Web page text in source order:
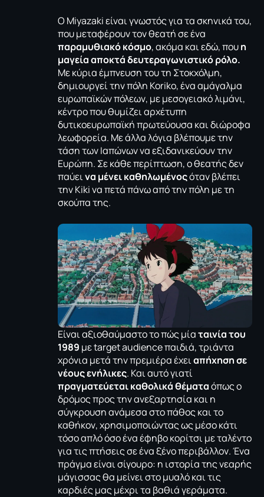
O Miyazaki είναι γνωστός για τα σκηνικά του,
που μεταφέρουν τον θεατή σε ένα
παραμυθιακό κόσμο, ακόμα και εδώ, πουη
μαγεία αποκτά δευτεραγωνιστικό ρόλo.
Με κύρια έμπνευση του τη Στοκχόλμη,
δημιουργεί την πόλη Koriko, ένα αμάγαλμα
ευρωπαϊκών πόλεων, με μεσογειακό λιμάνι,
κέντρο που θυμίζει αρχέτυπη
δυτικοευρωπαϊκή πρωτεύουσα και διώροφα
λεωφορεία. Με άλλα λόγια βλέπουμε την
τάση των Ιαπώνων να εξιδανικεύουν την
Ευρώπη. Σε κάθε περίπτωση, ο θεατής δεν
παύεινα μένει καθηλωμένοςόταν βλέπει
την Kiki να πετά πάνω από την πόλη με τη
σκούπα της.
Είναι αξιοθαύμαστο το πώς μίαταινία του
1989 με target audience παιδιά, τριάντα
χρόνια μετά την πρεμιέρα έχειαπήχηση σε
νέους ενήλικες. Και αυτό γιατί
πραγματεύεται καθολικά θέματαόπως ο
δρόμος προς την ανεξαρτησία και η
σύγκρουση ανάμεσα στο πάθος και το
καθήκον, χρησιμοποιώντας ως μέσο κάτι
τόσο απλό όσο ένα έφηβο κορίτσι με ταλέντο
για τις πτήσεις σε ένα ξένο περιβάλλον. Ένα
πράγμα είναι σίγουρο: η ιστορία της νεαρής
μάγισσας θα μείνει στο μυαλό και τις
καρδιές μας μέχρι τα βαθιά γεράματα.